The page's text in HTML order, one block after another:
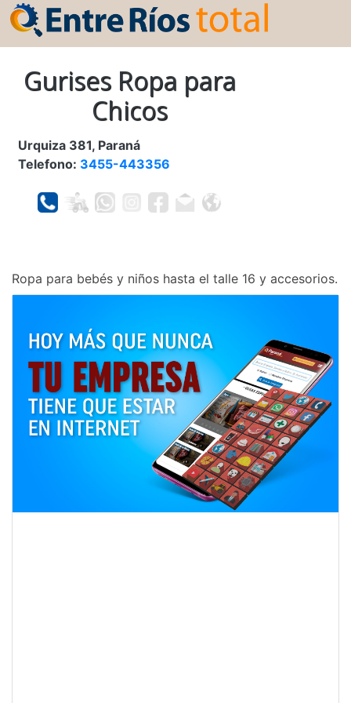
Gurises Ropa para
Chicos
Urquiza 381, Paraná
Telefono: 3455-443356
Ropa para bebés y niños hasta el talle 16 y accesorios.